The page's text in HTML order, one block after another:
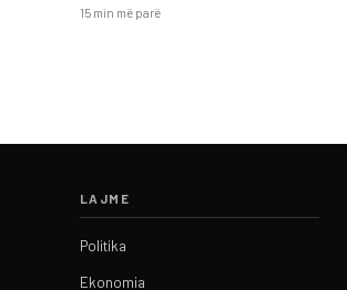
15 min më parë
LAJME
Politika
Ekonomia